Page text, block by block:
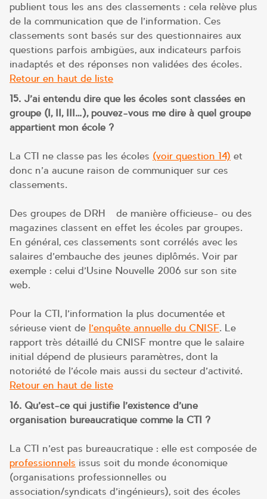
publient tous les ans des classements : cela relève plus
de la communication que de l’information. Ces
classements sont basés sur des questionnaires aux
questions parfois ambigües, aux indicateurs parfois
inadaptés et des réponses non validées des écoles.
Retour en haut de liste
15. J’ai entendu dire que les écoles sont classées en
groupe (I, II, III…), pouvez-vous me dire à quel groupe
appartient mon école ?
La CTI ne classe pas les écoles (voir question 14) et
donc n’a aucune raison de communiquer sur ces
classements.
Des groupes de DRH –de manière officieuse- ou des
magazines classent en effet les écoles par groupes.
En général, ces classements sont corrélés avec les
salaires d’embauche des jeunes diplômés. Voir par
exemple : celui d’Usine Nouvelle 2006 sur son site
web.
Pour la CTI, l’information la plus documentée et
sérieuse vient de l’enquête annuelle du CNISF. Le
rapport très détaillé du CNISF montre que le salaire
initial dépend de plusieurs paramètres, dont la
notoriété de l’école mais aussi du secteur d’activité.
Retour en haut de liste
16. Qu’est-ce qui justifie l’existence d’une
organisation bureaucratique comme la CTI ?
La CTI n’est pas bureaucratique : elle est composée de
professionnels issus soit du monde économique
(organisations professionnelles ou
association/syndicats d’ingénieurs), soit des écoles